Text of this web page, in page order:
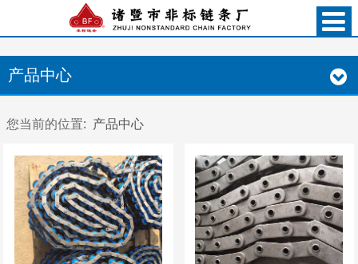
产品中心
您当前的位置: 产品中心